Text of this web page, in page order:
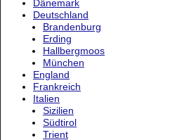
Dänemark
Deutschland
Brandenburg
Erding
Hallbergmoos
München
England
Frankreich
Italien
Sizilien
Südtirol
Trient